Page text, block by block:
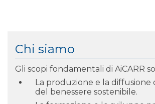
Chi siamo
Gli scopi fondamentali di AiCARR
La produzione e la
del benessere sostenibile.